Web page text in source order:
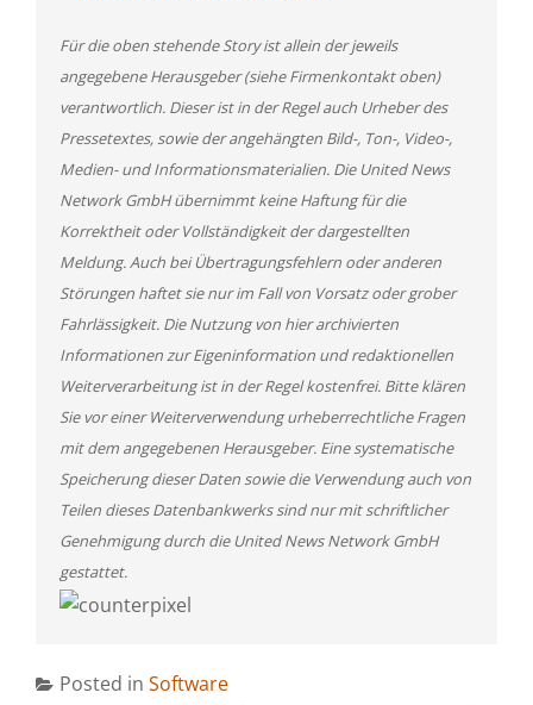
Für die oben stehende Story ist allein der jeweils
angegebene Herausgeber (siehe Firmenkontakt oben)
verantwortlich. Dieser ist in der Regel auch Urheber des
Pressetextes, sowie der angehängten Bild-, Ton-, Video-,
Medien- und Informationsmaterialien. Die United News
Network GmbH übernimmt keine Haftung für die
Korrektheit oder Vollständigkeit der dargestellten
Meldung. Auch bei Übertragungsfehlern oder anderen
Störungen haftet sie nur im Fall von Vorsatz oder grober
Fahrlässigkeit. Die Nutzung von hier archivierten
Informationen zur Eigeninformation und redaktionellen
Weiterverarbeitung ist in der Regel kostenfrei. Bitte klären
Sie vor einer Weiterverwendung urheberrechtliche Fragen
mit dem angegebenen Herausgeber. Eine systematische
Speicherung dieser Daten sowie die Verwendung auch von
Teilen dieses Datenbankwerks sind nur mit schriftlicher
Genehmigung durch die United News Network GmbH
gestattet.
Posted in Software